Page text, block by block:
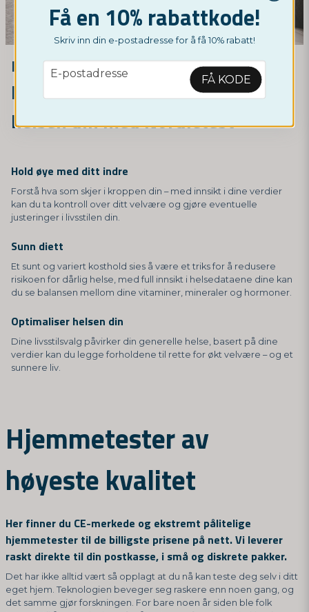
Hvorfor skal jeg teste meg selv?
Forstå kroppen din og forbedre
helsen din med Nordictest
Hold øye med ditt indre
Forstå hva som skjer i kroppen din – med innsikt i dine verdier
kan du ta kontroll over ditt velvære og gjøre eventuelle
justeringer i livsstilen din.
Sunn diett
Et sunt og variert kosthold sies å være et triks for å redusere
risikoen for dårlig helse, med full innsikt i helsedataene dine kan
du se balansen mellom dine vitaminer, mineraler og hormoner.
Optimaliser helsen din
Dine livsstilsvalg påvirker din generelle helse, basert på dine
verdier kan du legge forholdene til rette for økt velvære – og et
sunnere liv.
Hjemmetester av
høyeste kvalitet
Her finner du CE-merkede og ekstremt pålitelige
hjemmetester til de billigste prisene på nett. Vi leverer
raskt direkte til din postkasse, i små og diskrete pakker.
Det har ikke alltid vært så opplagt at du nå kan teste deg selv i ditt
eget hjem. Teknologien beveger seg raskere enn noen gang, og
det samme gjør forskningen. For bare noen år siden ble folk
Få en 10% rabattkode!
Skriv inn din e-postadresse for å få 10% rabatt!
email
E-postadresse FÅ KODE